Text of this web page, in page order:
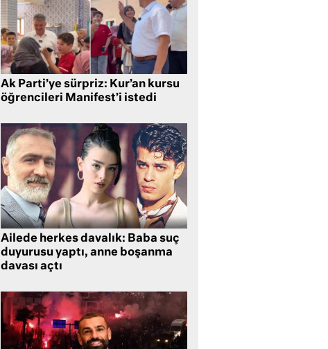
Ak Parti’ye sürpriz: Kur’an kursu
öğrencileri Manifest’i istedi
Ailede herkes davalık: Baba suç
duyurusu yaptı, anne boşanma
davası açtı